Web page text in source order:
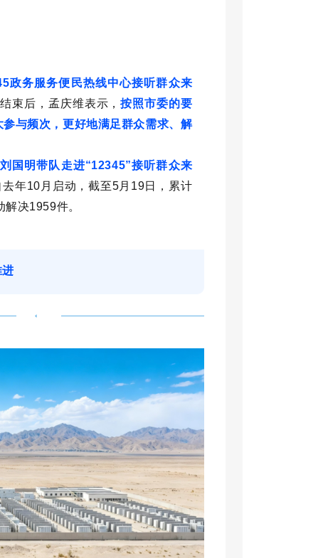
政务服务便民热线中心接听群众来
束后，孟庆维表示，按照市委的要
与频次，更好地满足群众需求、解
国明带队走进“12345”接听群众来
去年10月启动 ，截至5月19日
，累计
决1959件。
进